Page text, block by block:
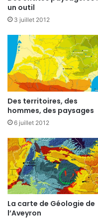
un outil
3 juillet 2012
Des territoires, des
hommes, des paysages
6 juillet 2012
La carte de Géologie de
l’Aveyron